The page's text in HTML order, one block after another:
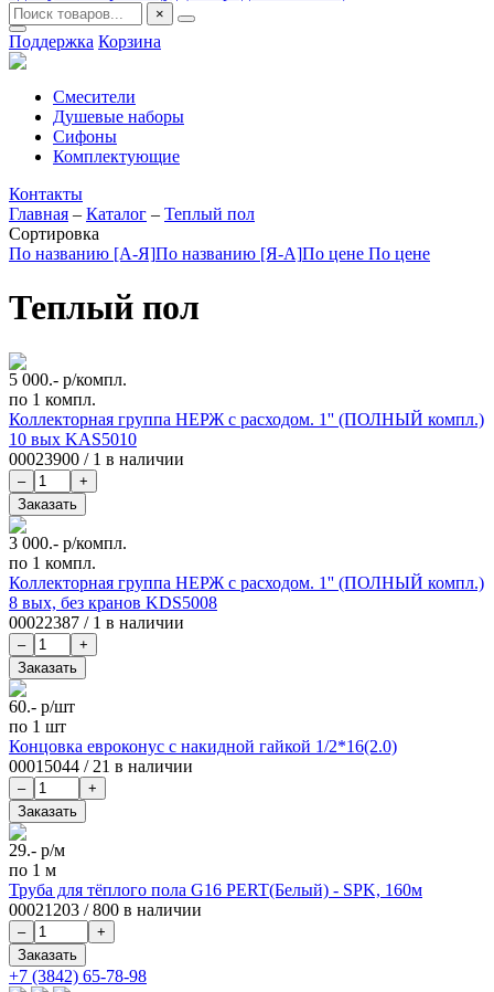
×
Поддержка Корзина
Смесители
Душевые наборы
Сифоны
Комплектующие
Контакты
Главная – Каталог – Теплый пол
Сортировка
По названию [А-Я]По названию [Я-А]По цене По цене
Теплый пол
5 000.- р/компл.
по 1 компл.
Коллекторная группа НЕРЖ с расходом. 1'' (ПОЛНЫЙ компл.)
10 вых KAS5010
00023900 / 1 в наличии
3 000.- р/компл.
по 1 компл.
Коллекторная группа НЕРЖ с расходом. 1'' (ПОЛНЫЙ компл.)
8 вых, без кранов KDS5008
00022387 / 1 в наличии
60.- р/шт
по 1 шт
Концовка евроконус с накидной гайкой 1/2*16(2.0)
00015044 / 21 в наличии
29.- р/м
по 1 м
Труба для тёплого пола G16 PERT(Белый) - SPK, 160м
00021203 /800 в наличии
+7 (3842) 65-78-98